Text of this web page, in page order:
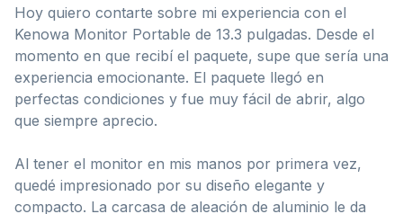
Hoy quiero contarte sobre mi experiencia con el
Kenowa Monitor Portable de 13.3 pulgadas. Desde el
momento en que recibí el paquete, supe que sería una
experiencia emocionante. El paquete llegó en
perfectas condiciones y fue muy fácil de abrir, algo
que siempre aprecio.
Al tener el monitor en mis manos por primera vez,
quedé impresionado por su diseño elegante y
compacto. La carcasa de aleación de aluminio le da